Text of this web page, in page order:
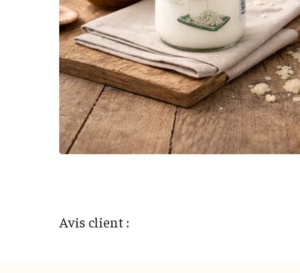
Avis client :